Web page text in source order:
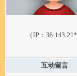
（IP： 36.143.21*
互动留言